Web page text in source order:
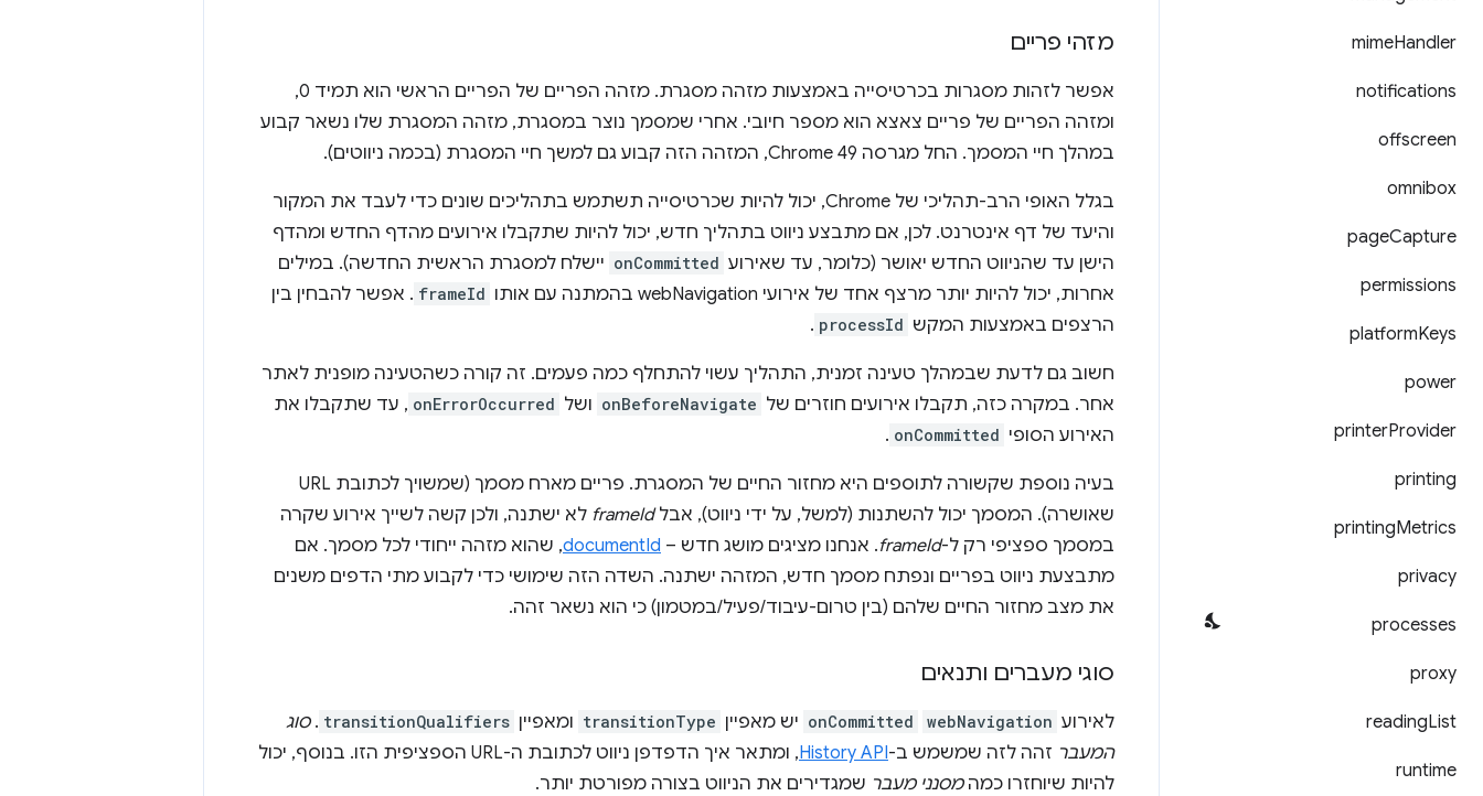
mimeHandler
notifications
offscreen
omnibox
pageCapture
permissions
platformKeys
power
printerProvider
printing
printingMetrics
privacy
processes
proxy
readingList
runtime
מזהי פריים
אפשר לזהות מסגרות בכרטיסייה באמצעות מזהה מסגרת. מזהה הפריים של הפריים הראשי הוא תמיד 0,
ומזהה הפריים של פריים צאצא הוא מספר חיובי. אחרי שמסמך נוצר במסגרת, מזהה המסגרת שלו נשאר קבוע
במהלך חיי המסמך. החל מגרסה Chrome 49, המזהה הזה קבוע גם למשך חיי המסגרת (בכמה ניווטים).
בגלל האופי הרב-תהליכי של Chrome, יכול להיות שכרטיסייה תשתמש בתהליכים שונים כדי לעבד את המקור
והיעד של דף אינטרנט. לכן, אם מתבצע ניווט בתהליך חדש, יכול להיות שתקבלו אירועים מהדף החדש ומהדף
הישן עד שהניווט החדש יאושר (כלומר, עד שאירוע onCommitted יישלח למסגרת הראשית החדשה). במילים
אחרות, יכול להיות יותר מרצף אחד של אירועי webNavigation בהמתנה עם אותו
frameId . אפשר להבחין בין
הרצפים באמצעות המקש processId
.
חשוב גם לדעת שבמהלך טעינה זמנית, התהליך עשוי להתחלף כמה פעמים. זה קורה כשהטעינה מופנית לאתר
אחר. במקרה כזה, תקבלו אירועים חוזרים של onBeforeNavigate ושל onErrorOccurred , עד שתקבלו את
האירוע הסופי onCommitted
.
בעיה נוספת שקשורה לתוספים היא מחזור החיים של המסגרת. פריים מארח מסמך (שמשויך לכתובת URL
שאושרה). המסמך יכול להשתנות (למשל, על ידי ניווט), אבלframeId לא ישתנה, ולכן קשה לשייך אירוע שקרה
במסמך ספציפי רק ל-frameId. אנחנו מציגים מושג חדש – documentId, שהוא מזהה ייחודי לכל מסמך. אם
מתבצעת ניווט בפריים ונפתח מסמך חדש, המזהה ישתנה. השדה הזה שימושי כדי לקבוע מתי הדפים משנים
את מצב מחזור החיים שלהם (בין טרום-עיבוד/פעיל/במטמון) כי הוא נשאר זהה.
סוגי מעברים ותנאים
לאירוע webNavigation
onCommitted יש מאפיין transitionType ומאפיין transitionQualifiers
.סוג
המעבר זהה לזה שמשמש ב-History API
, ומתאר איך הדפדפן ניווט לכתובת ה-URL הספציפית הזו. בנוסף, יכול
להיות שיוחזרו כמהמסנני מעבר שמגדירים את הניווט בצורה מפורטת יותר.